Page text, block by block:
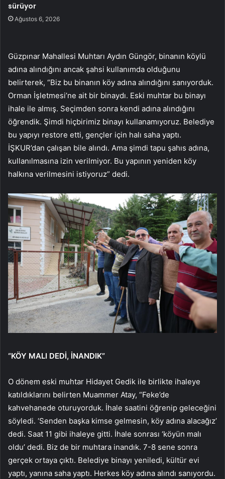
sürüyor
Ağustos 6, 2026
Güzpınar Mahallesi Muhtarı Aydın Güngör, binanın köylü
adına alındığını ancak şahsi kullanımda olduğunu
belirterek, “Biz bu binanın köy adına alındığını sanıyorduk.
Orman İşletmesi’ne ait bir binaydı. Eski muhtar bu binayı
ihale ile almış. Seçimden sonra kendi adına alındığını
öğrendik. Şimdi hiçbirimiz binayı kullanamıyoruz. Belediye
bu yapıyı restore etti, gençler için halı saha yaptı.
İŞKUR’dan çalışan bile alındı. Ama şimdi tapu şahıs adına,
kullanılmasına izin verilmiyor. Bu yapının yeniden köy
halkına verilmesini istiyoruz” dedi.
“KÖY MALI DEDİ, İNANDIK”
O dönem eski muhtar Hidayet Gedik ile birlikte ihaleye
katıldıklarını belirten Muammer Atay, “Feke’de
kahvehanede oturuyorduk. İhale saatini öğrenip geleceğini
söyledi. ‘Senden başka kimse gelmesin, köy adına alacağız’
dedi. Saat 11 gibi ihaleye gitti. İhale sonrası ‘köyün malı
oldu’ dedi. Biz de bir muhtara inandık. 7-8 sene sonra
gerçek ortaya çıktı. Belediye binayı yeniledi, kültür evi
yaptı, yanına saha yaptı. Herkes köy adına alındı sanıyordu.